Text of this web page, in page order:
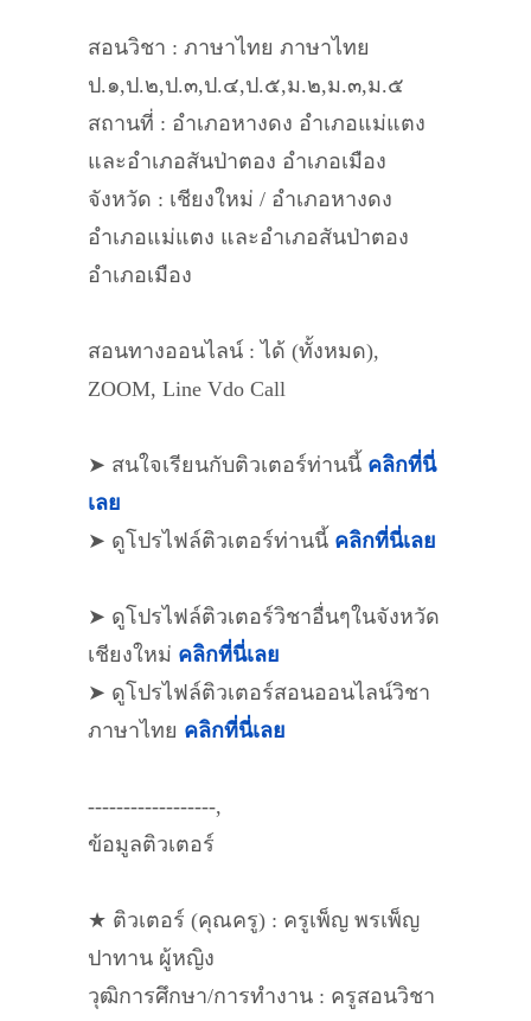
สอนวิชา : ภาษาไทย ภาษาไทย
ป.๑,ป.๒,ป.๓,ป.๔,ป.๕,ม.๒,ม.๓,ม.๕
สถานที่ : อำเภอหางดง อำเภอแม่แตง
และอำเภอสันป่าตอง อำเภอเมือง
จังหวัด : เชียงใหม่ / อำเภอหางดง
อำเภอแม่แตง และอำเภอสันป่าตอง
อำเภอเมือง
สอนทางออนไลน์ : ได้ (ทั้งหมด),
ZOOM, Line Vdo Call
➤ สนใจเรียนกับติวเตอร์ท่านนี้ คลิกที่นี่
เลย
➤ ดูโปรไฟล์ติวเตอร์ท่านนี้ คลิกที่นี่เลย
➤ ดูโปรไฟล์ติวเตอร์วิชาอื่นๆในจังหวัด
เชียงใหม่ คลิกที่นี่เลย
➤ ดูโปรไฟล์ติวเตอร์สอนออนไลน์วิชา
ภาษาไทย คลิกที่นี่เลย
------------------,
ข้อมูลติวเตอร์
★ ติวเตอร์ (คุณครู) : ครูเพ็ญ พรเพ็ญ
ปาทาน ผู้หญิง
วุฒิการศึกษา/การทำงาน : ครูสอนวิชา